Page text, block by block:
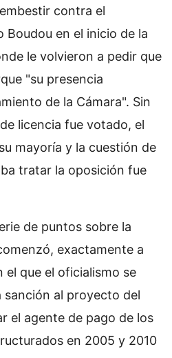
contra el
Boudou en el inicio de la
le volvieron a pedir que
"su presencia
de la Cámara". Sin
licencia fue votado, el
mayoría y la cuestión de
tratar la oposición fue
de puntos sobre la
exactamente a
el que el oficialismo se
sanción al proyecto del
el agente de pago de los
en 2005 y 2010